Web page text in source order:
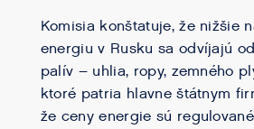
Komisia konštatuje, že nižšie
energiu v Rusku sa odvíjajú
palív – uhlia, ropy, zemného
ktoré patria hlavne štátnym
že ceny energie sú